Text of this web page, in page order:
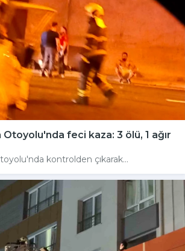
Otoyolu'nda feci kaza: 3 ölü, 1 ağır
kontrolden çıkarak...